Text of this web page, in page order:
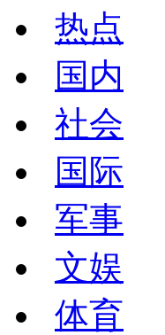
热点
国内
社会
国际
军事
文娱
体育